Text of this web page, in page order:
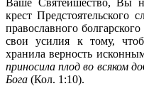
крест Предстоятельского
православного
свои усилия к тому,
хранила верность
приносила плод во всяком
Бога (Кол. 1:10).